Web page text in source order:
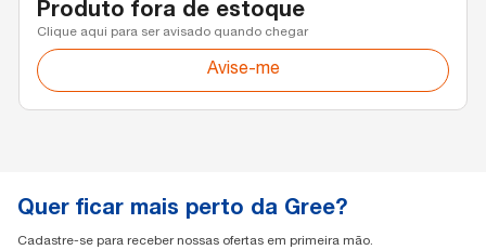
Produto fora de estoque
Clique aqui para ser avisado quando chegar
Avise-me
Quer ficar mais perto da Gree?
Cadastre-se para receber nossas ofertas em primeira mão.